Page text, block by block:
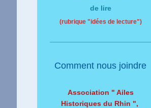
de lire
(rubrique "idées de lecture")
Comment nous joindre
Association " Ailes
Historiques du Rhin ",